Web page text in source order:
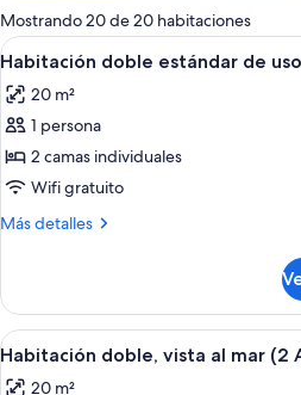
para
las
habitaciones
Mostrando 20 de 20 habitaciones
Ver
todas
las
fotos
de
Habitación
doble
uso
individual
3
Habitación doble estándar de
20 m²
1 persona
2 camas individuales
Wifi gratuito
Más detalles
Más
doble
estándar
de
Ver
todas
6
Habitación doble, vista al mar (2
20 m²